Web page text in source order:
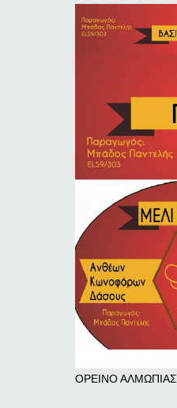
ΟΡΕΙΝΟ ΑΛΜΩΠΙΑΣ